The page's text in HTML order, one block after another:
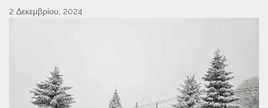
2 Δεκεμβρίου, 2024